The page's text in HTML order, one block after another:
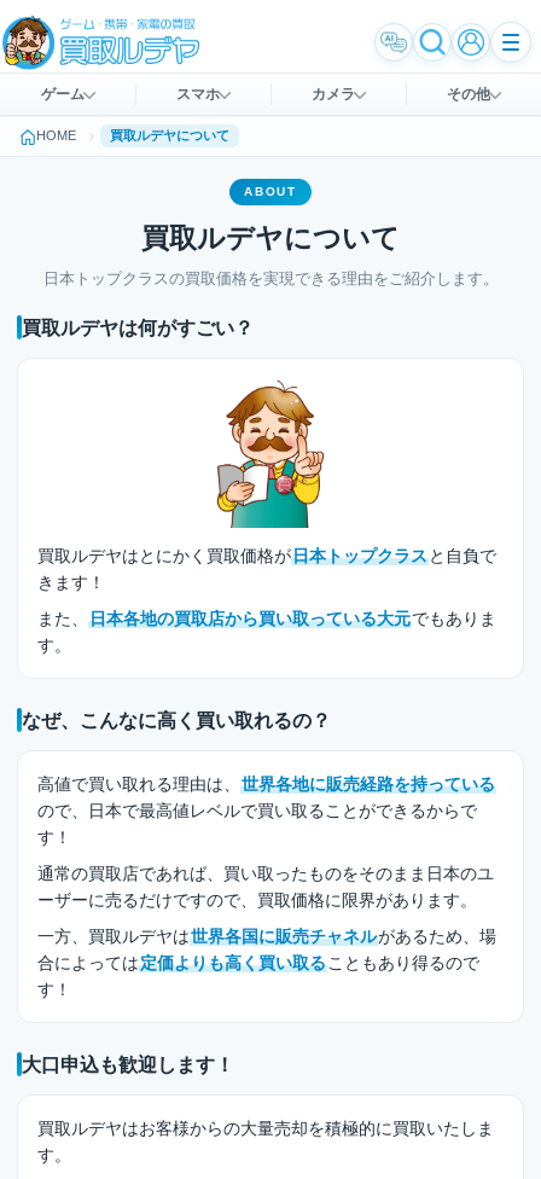
ゲーム スマホ カメラ その他
HOME 買取ルデヤについて
ABOUT
買取ルデヤについて
日本トップクラスの買取価格を実現できる理由をご紹介します。
買取ルデヤは何がすごい？
買取ルデヤはとにかく買取価格が日本トップクラスと自負で
きます！
また、 日本各地の買取店から買い取っている大元でもありま
す。
なぜ、こんなに高く買い取れるの？
高値で買い取れる理由は、 世界各地に販売経路を持っている
ので、日本で最高値レベルで買い取ることができるからで
す！
通常の買取店であれば、買い取ったものをそのまま日本のユ
ーザーに売るだけですので、買取価格に限界があります。
一方、買取ルデヤは世界各国に販売チャネルがあるため、場
合によっては定価よりも高く買い取ることもあり得るので
す！
大口申込も歓迎します！
買取ルデヤはお客様からの大量売却を積極的に買取いたしま
す。